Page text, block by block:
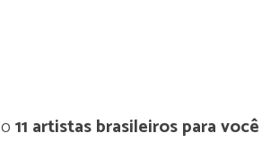
11 artistas brasileiros para você